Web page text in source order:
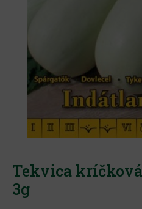
Tekvica
3g